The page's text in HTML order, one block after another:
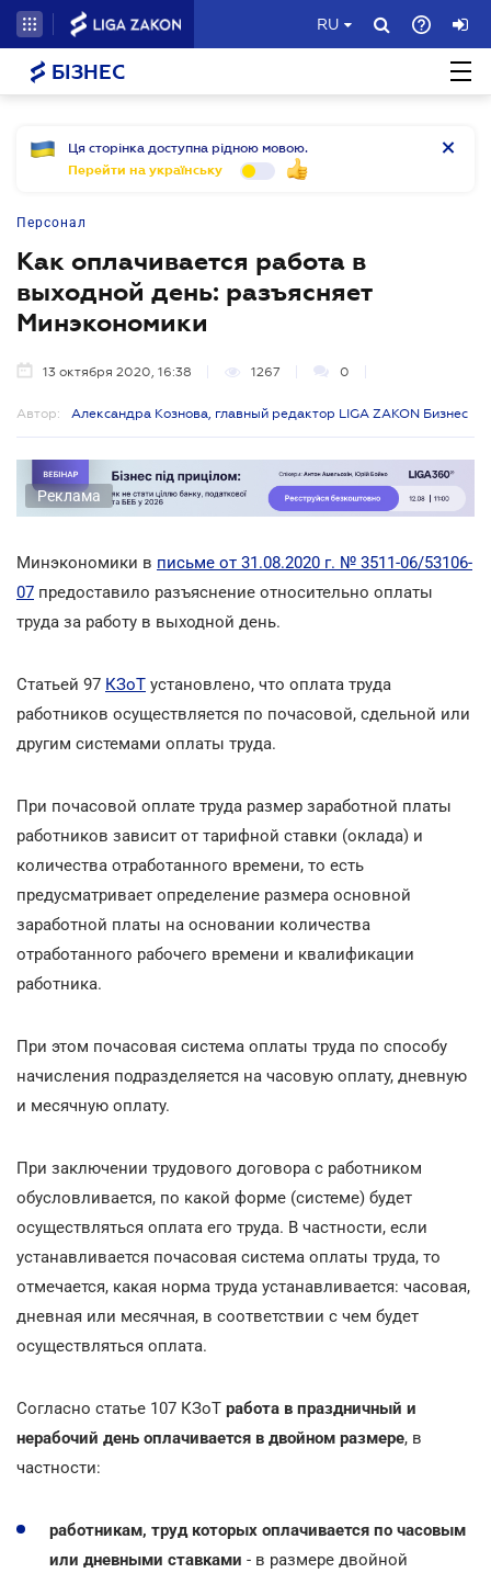
RU
БІЗНЕС
Ця сторінка доступна рідною мовою.
Перейти на українську
Персонал
Как оплачивается работа в
выходной день: разъясняет
Минэкономики
13 октября 2020, 16:38 1267 0
Автор: Александра Кознова, главный редактор LIGA ZAKON Бизнес
Реклама
Минэкономики в письме от 31.08.2020 г. № 3511-06/53106-
07 предоставило разъяснение относительно оплаты
труда за работу в выходной день.
Статьей 97 КЗоТ установлено, что оплата труда
работников осуществляется по почасовой, сдельной или
другим системами оплаты труда.
При почасовой оплате труда размер заработной платы
работников зависит от тарифной ставки (оклада) и
количества отработанного времени, то есть
предусматривает определение размера основной
заработной платы на основании количества
отработанного рабочего времени и квалификации
работника.
При этом почасовая система оплаты труда по способу
начисления подразделяется на часовую оплату, дневную
и месячную оплату.
При заключении трудового договора с работником
обусловливается, по какой форме (системе) будет
осуществляться оплата его труда. В частности, если
устанавливается почасовая система оплаты труда, то
отмечается, какая норма труда устанавливается: часовая,
дневная или месячная, в соответствии с чем будет
осуществляться оплата.
Согласно статье 107 КЗоТ работа в праздничный и
нерабочий день оплачивается в двойном размере, в
частности:
работникам, труд которых оплачивается по часовым
или дневными ставками - в размере двойной